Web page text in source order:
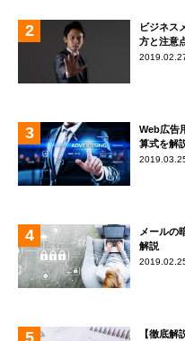
ビジネス
方と注意
Web広告
算式を解
メールの
解説
【徹底